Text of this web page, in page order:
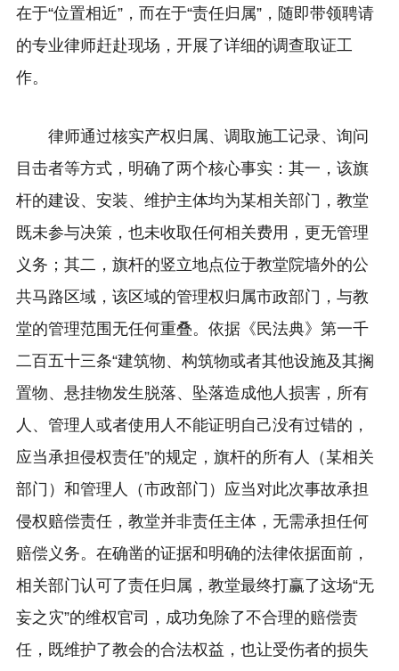
在于“位置相近”，而在于“责任归属”，随即带领聘请
的专业律师赶赴现场，开展了详细的调查取证工
作。
律师通过核实产权归属、调取施工记录、询问
目击者等方式，明确了两个核心事实：其一，该旗
杆的建设、安装、维护主体均为某相关部门，教堂
既未参与决策，也未收取任何相关费用，更无管理
义务；其二，旗杆的竖立地点位于教堂院墙外的公
共马路区域，该区域的管理权归属市政部门，与教
堂的管理范围无任何重叠。依据《民法典》第一千
二百五十三条“建筑物、构筑物或者其他设施及其搁
置物、悬挂物发生脱落、坠落造成他人损害，所有
人、管理人或者使用人不能证明自己没有过错的，
应当承担侵权责任”的规定，旗杆的所有人（某相关
部门）和管理人（市政部门）应当对此次事故承担
侵权赔偿责任，教堂并非责任主体，无需承担任何
赔偿义务。在确凿的证据和明确的法律依据面前，
相关部门认可了责任归属，教堂最终打赢了这场“无
妄之灾”的维权官司，成功免除了不合理的赔偿责
任，既维护了教会的合法权益，也让受伤者的损失